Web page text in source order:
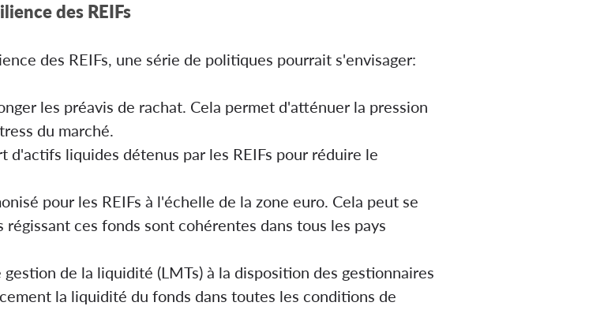
des REIFs
des REIFs, une série de politiques pourrait s'envisager:
les préavis de rachat. Cela permet d'atténuer la pression
du marché.
d'actifs liquides détenus par les REIFs pour réduire le
pour les REIFs à l'échelle de la zone euro. Cela peut se
ces fonds sont cohérentes dans tous les pays
de la liquidité (LMTs) à la disposition des gestionnaires
la liquidité du fonds dans toutes les conditions de